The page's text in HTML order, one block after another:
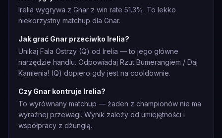
Irelia wygrywa z Gnar z win rate 51.3%. To lekko
niekorzystny matchup dla Gnar.
Jak grać Gnar przeciwko Irelia?
Unikaj Fala Ostrzy (Q) od Irelia — to jego główne
narzędzie handlu. Odpowiadaj Rzut Bumerangiem / Daj
Kamienia! (Q) dopiero gdy jest na cooldownie.
Czy Gnar kontruje Irelia?
To wyrównany matchup — żaden z championów nie ma
wyraźnej przewagi. Wynik zależy od umiejętności i
współpracy z dżunglą.